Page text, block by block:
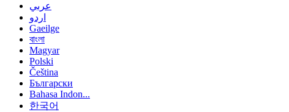
عربي
اردو
Gaeilge
বাংলা
Magyar
Polski
Čeština
Български
Bahasa Indon...
한국어